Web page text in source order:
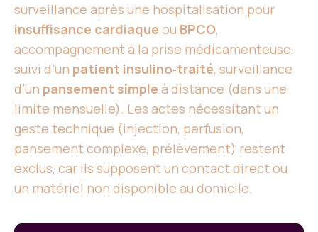
surveillance après une hospitalisation pour
insuffisance cardiaque ou BPCO,
accompagnement à la prise médicamenteuse,
suivi d’un patient insulino‑traité, surveillance
d’un pansement simple à distance (dans une
limite mensuelle). Les actes nécessitant un
geste technique (injection, perfusion,
pansement complexe, prélèvement) restent
exclus, car ils supposent un contact direct ou
un matériel non disponible au domicile.